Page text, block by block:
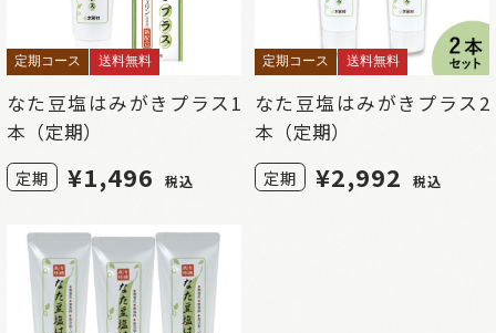
定期コース 送料無料
なた豆塩はみがきプラス1
本（定期）
定期 ¥1,496 税込
定期コース 送料無料
なた豆塩はみがきプラス2
本（定期）
定期 ¥2,992 税込